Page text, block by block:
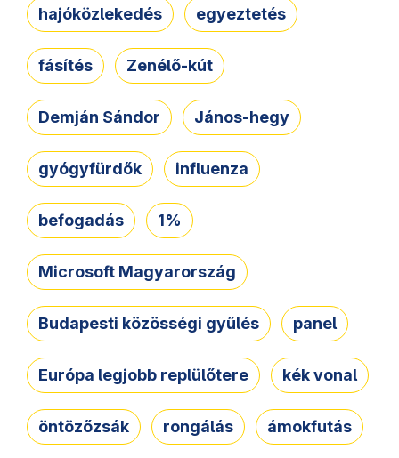
hajóközlekedés egyeztetés
fásítés Zenélő-kút
Demján Sándor János-hegy
gyógyfürdők influenza
befogadás 1%
Microsoft Magyarország
Budapesti közösségi gyűlés panel
Európa legjobb replülőtere kék vonal
öntözőzsák rongálás ámokfutás